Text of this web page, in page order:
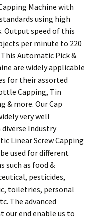
Machine with
using high
Output speed of this
per minute to 220
Automatic Pick &
are widely applicable
for their assorted
Capping, Tin
& more. Our Cap
very well
Industry
Linear Screw Capping
used for different
such as food &
pesticides,
toiletries, personal
The advanced
our end enable us to